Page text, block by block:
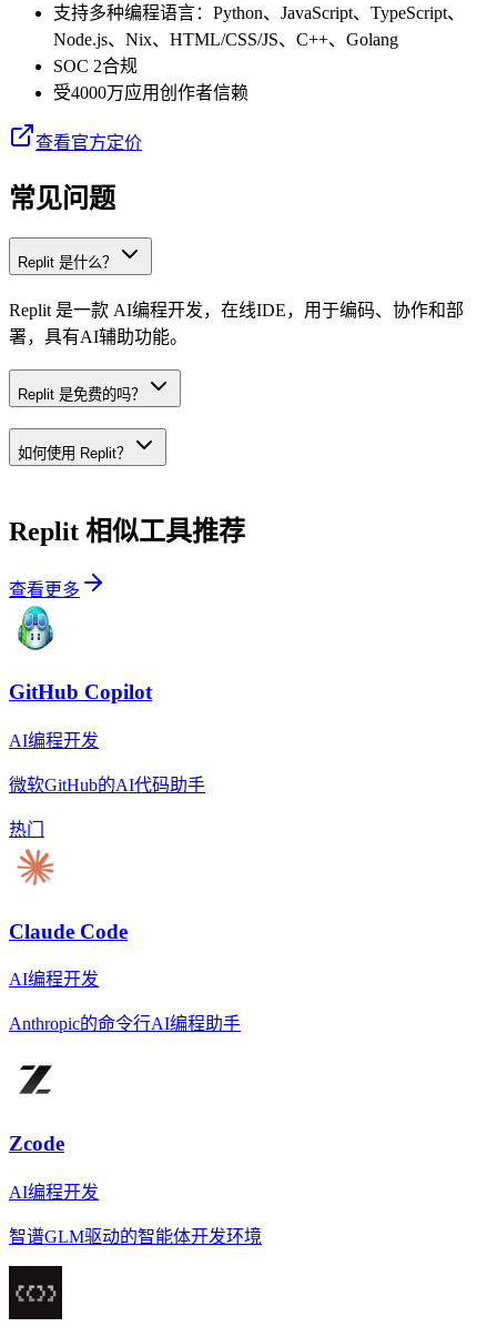
支持多种编程语言：Python、JavaScript、TypeScript、
Node.js、Nix、HTML/CSS/JS、C++、Golang
SOC 2合规
受4000万应用创作者信赖
查看官方定价
常见问题
Replit 是什么？
Replit 是一款 AI编程开发，在线IDE，用于编码、协作和部
署，具有AI辅助功能。
Replit 是免费的吗？
如何使用 Replit？
Replit 相似工具推荐
查看更多
GitHub Copilot
AI编程开发
微软GitHub的AI代码助手
热门
Claude Code
AI编程开发
Anthropic的命令行AI编程助手
Zcode
AI编程开发
智谱GLM驱动的智能体开发环境